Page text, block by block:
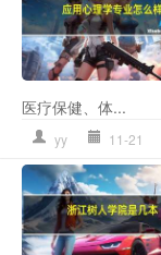
医疗保健、体...
yy 11-21